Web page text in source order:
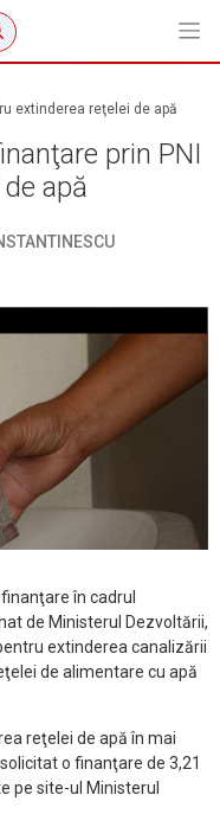
extinderea reţelei de apă
prin PNI
apă
în cadrul
de Ministerul Dezvoltării,
extinderea canalizării
de alimentare cu apă
reţelei de apă în mai
o finanţare de 3,21
pe site-ul Ministerul